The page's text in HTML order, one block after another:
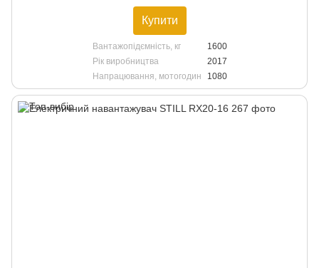
Купити
Вантажопідємність, кг
1600
Рік виробництва
2017
Напрацювання, мотогодин
1080